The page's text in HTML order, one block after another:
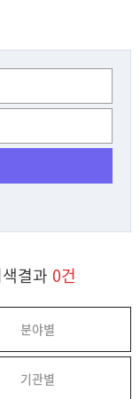
결과 0건
분야별
기관별